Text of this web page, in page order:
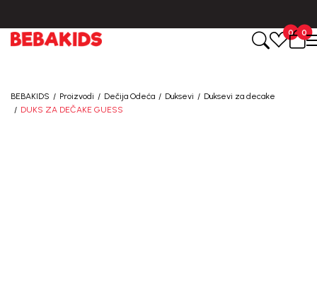
0
0
BEBAKIDS Proizvodi Dečija Odeća Duksevi
Duksevi za decake
DUKS ZA DEČAKE GUESS